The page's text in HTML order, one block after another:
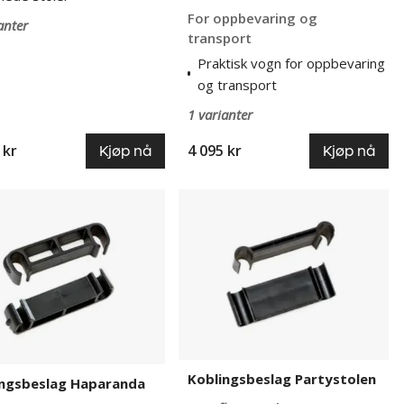
kr Kjøp nå
For oppbevaring og
transport
Praktisk vogn for oppbevaring
og transport
1 varianter
4 095 kr Kjøp nå
Haparanda
Koblingsbeslag Partystolen